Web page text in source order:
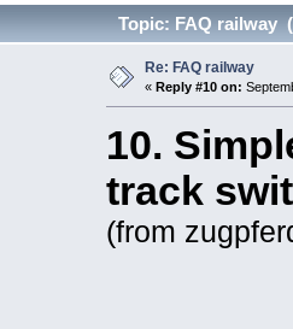
Topic: FAQ railway
Re: FAQ railway
« Reply #10 on:
10.
track
(from